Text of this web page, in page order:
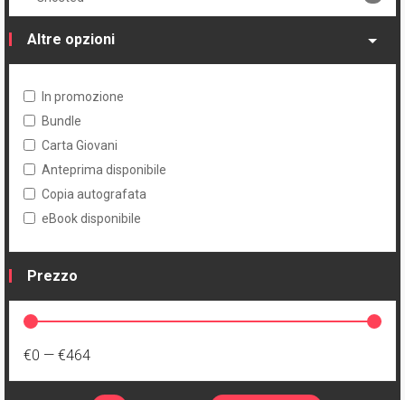
Altre opzioni
In promozione
Bundle
Carta Giovani
Anteprima disponibile
Copia autografata
eBook disponibile
Prezzo
€0 — €464